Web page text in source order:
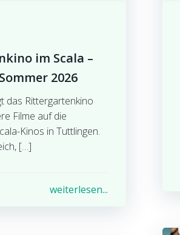
im Scala –
2026
das Rittergartenkino
Filme auf die
Kinos in Tuttlingen.
[…]
weiterlesen...